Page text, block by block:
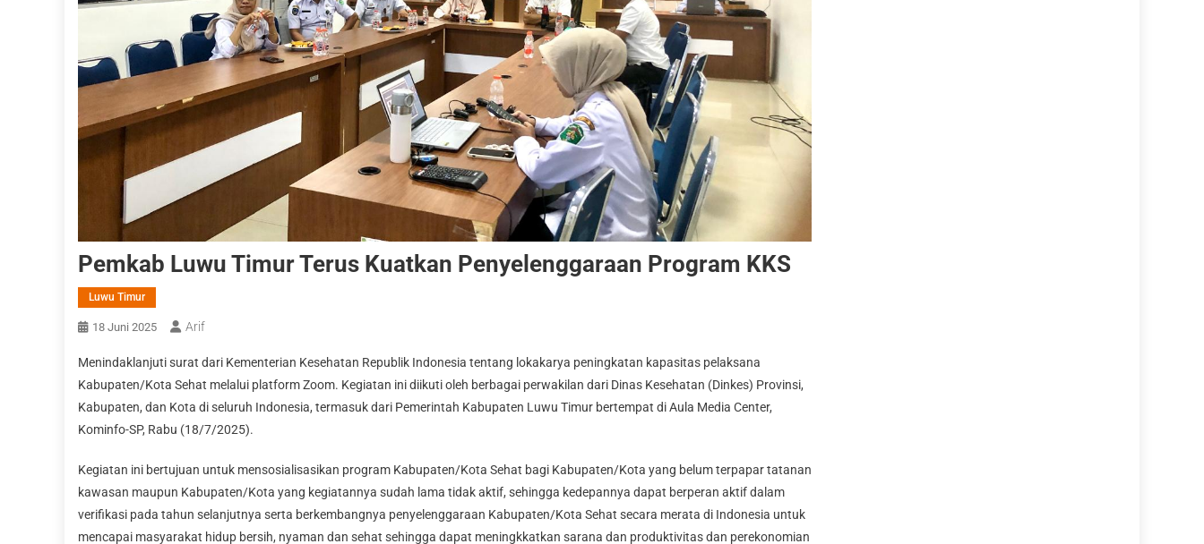
Pemkab Luwu Timur Terus Kuatkan Penyelenggaraan Program KKS
Luwu Timur
18 Juni 2025 Arif
Menindaklanjuti surat dari Kementerian Kesehatan Republik Indonesia tentang lokakarya peningkatan kapasitas pelaksana
Kabupaten/Kota Sehat melalui platform Zoom. Kegiatan ini diikuti oleh berbagai perwakilan dari Dinas Kesehatan (Dinkes) Provinsi,
Kabupaten, dan Kota di seluruh Indonesia, termasuk dari Pemerintah Kabupaten Luwu Timur bertempat di Aula Media Center,
Kominfo-SP, Rabu (18/7/2025).
Kegiatan ini bertujuan untuk mensosialisasikan program Kabupaten/Kota Sehat bagi Kabupaten/Kota yang belum terpapar tatanan
kawasan maupun Kabupaten/Kota yang kegiatannya sudah lama tidak aktif, sehingga kedepannya dapat berperan aktif dalam
verifikasi pada tahun selanjutnya serta berkembangnya penyelenggaraan Kabupaten/Kota Sehat secara merata di Indonesia untuk
mencapai masyarakat hidup bersih, nyaman dan sehat sehingga dapat meningkkatkan sarana dan produktivitas dan perekonomian